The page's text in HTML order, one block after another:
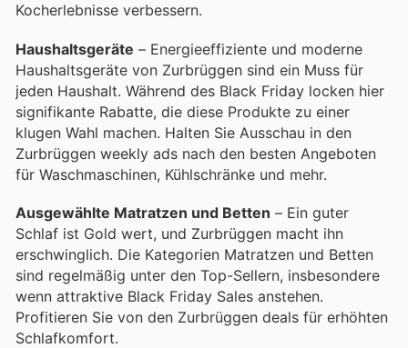
Kocherlebnisse verbessern.
Haushaltsgeräte – Energieeffiziente und moderne
Haushaltsgeräte von Zurbrüggen sind ein Muss für
jeden Haushalt. Während des Black Friday locken hier
signifikante Rabatte, die diese Produkte zu einer
klugen Wahl machen. Halten Sie Ausschau in den
Zurbrüggen weekly ads nach den besten Angeboten
für Waschmaschinen, Kühlschränke und mehr.
Ausgewählte Matratzen und Betten – Ein guter
Schlaf ist Gold wert, und Zurbrüggen macht ihn
erschwinglich. Die Kategorien Matratzen und Betten
sind regelmäßig unter den Top-Sellern, insbesondere
wenn attraktive Black Friday Sales anstehen.
Profitieren Sie von den Zurbrüggen deals für erhöhten
Schlafkomfort.